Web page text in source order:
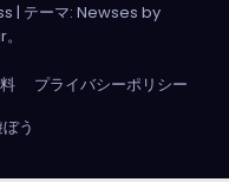
| テーマ: Newses by
。
プライバシーポリシー
う